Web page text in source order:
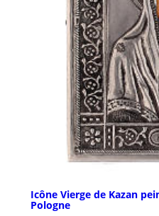
Icône Vierge de Kazan
Pologne